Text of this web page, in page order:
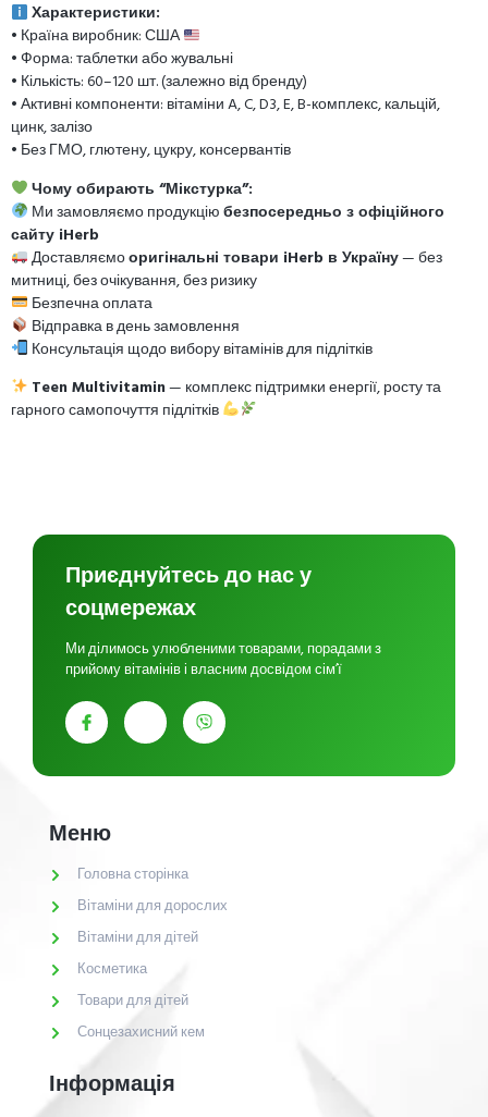
Характеристики:
• Країна виробник: США
• Форма: таблетки або жувальні
• Кількість: 60–120 шт. (залежно від бренду)
• Активні компоненти: вітаміни A, C, D3, E, B-комплекс, кальцій,
цинк, залізо
• Без ГМО, глютену, цукру, консервантів
Чому обирають “Мікстурка”:
Ми замовляємо продукціюбезпосередньо з офіційного
сайту iHerb
Доставляємооригінальні товари iHerb в Україну— без
митниці, без очікування, без ризику
Безпечна оплата
Відправка в день замовлення
Консультація щодо вибору вітамінів для підлітків
Teen Multivitamin— комплекс підтримки енергії, росту та
гарного самопочуття підлітків
Приєднуйтесь до нас у
соцмережах
Ми ділимось улюбленими товарами, порадами з
прийому вітамінів і власним досвідом сім’ї
Меню
Головна сторінка
Вітаміни для дорослих
Вітаміни для дітей
Косметика
Товари для дітей
Сонцезахисний кем
Інформація